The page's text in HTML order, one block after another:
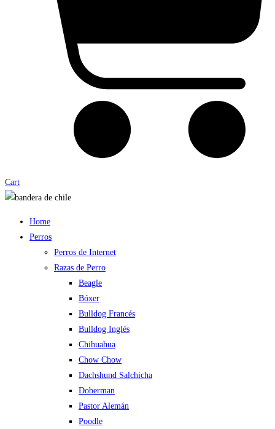
Cart
Home
Perros
Perros de Internet
Razas de Perro
Beagle
Bóxer
Bulldog Francés
Bulldog Inglés
Chihuahua
Chow Chow
Dachshund Salchicha
Doberman
Pastor Alemán
Poodle